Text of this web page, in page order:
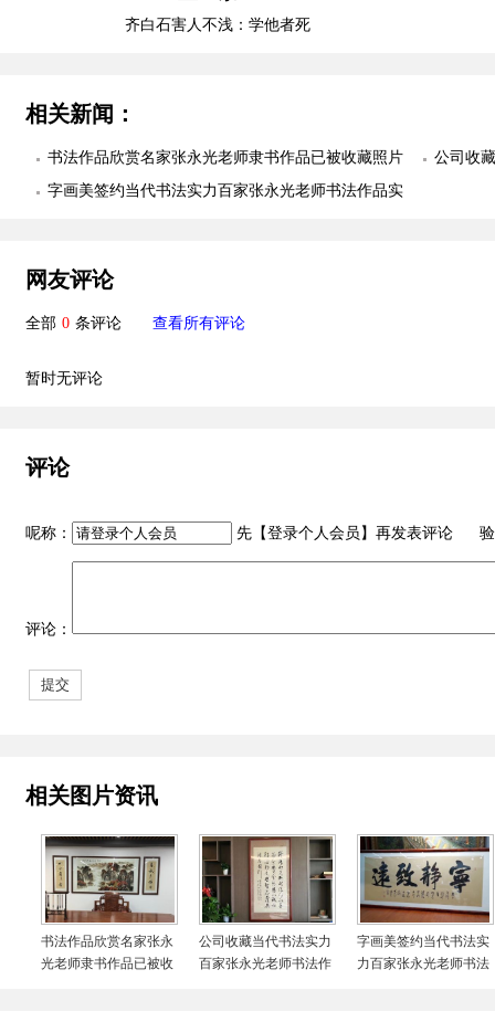
齐白石害人不浅：学他者死
相关新闻：
书法作品欣赏名家张永光老师隶书作品已被收藏照片
欣赏
公司收
字画美签约当代书法实力百家张永光老师书法作品实
网友评论
全部 0 条评论 查看所有评论
暂时无评论
评论
呢称： 先【登录个人会员 】再发表评论 验
评论：
相关图片资讯
书法作品欣赏名家张永
光老师隶书作品已被收
公司收藏当代书法实力
百家张永光老师书法作
字画美签约当代书法实
力百家张永光老师书法